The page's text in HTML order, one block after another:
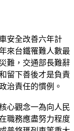
安全改善六年計
來台鐵罹難人數最
難，交通部長難辭
留下善後才是負責
治責任的慣例。
心觀念一為向人民
職務應盡努力程度